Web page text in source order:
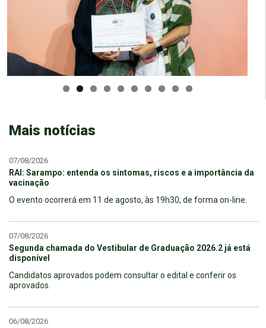
Mais notícias
07/08/2026
RAI: Sarampo: entenda os sintomas, riscos e a importância da
vacinação
O evento ocorrerá em 11 de agosto, às 19h30, de forma on-line.
07/08/2026
Segunda chamada do Vestibular de Graduação 2026.2 já está
disponível
Candidatos aprovados podem consultar o edital e conferir os
aprovados.
06/08/2026